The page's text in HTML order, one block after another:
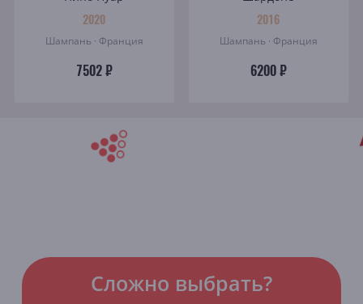
2020
Шампань · Франция
7502 ₽
2016
Шампань · Франция
6200 ₽
Сложно выбрать?